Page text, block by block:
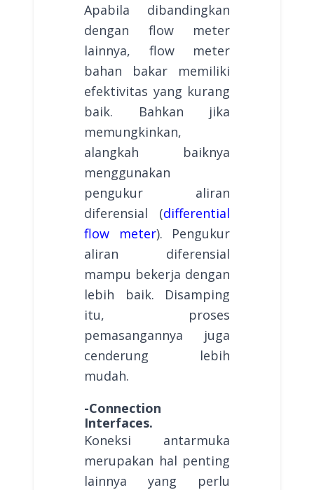
Apabila dibandingkan
dengan flow meter
lainnya, flow meter
bahan bakar memiliki
efektivitas yang kurang
baik. Bahkan jika
memungkinkan,
alangkah baiknya
menggunakan
pengukur aliran
diferensial (differential
flow meter). Pengukur
aliran diferensial
mampu bekerja dengan
lebih baik. Disamping
itu, proses
pemasangannya juga
cenderung lebih
mudah.
-Connection
Interfaces.
Koneksi antarmuka
merupakan hal penting
lainnya yang perlu